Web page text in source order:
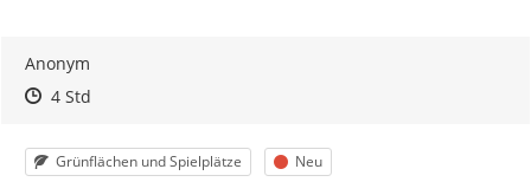
Anonym
Zeitpunkt des Erstellens
Zeitpunkt des Erstellens
4 StdZur Äußerung
Kategorie
Grünflächen und Spielplätze Status
Neu